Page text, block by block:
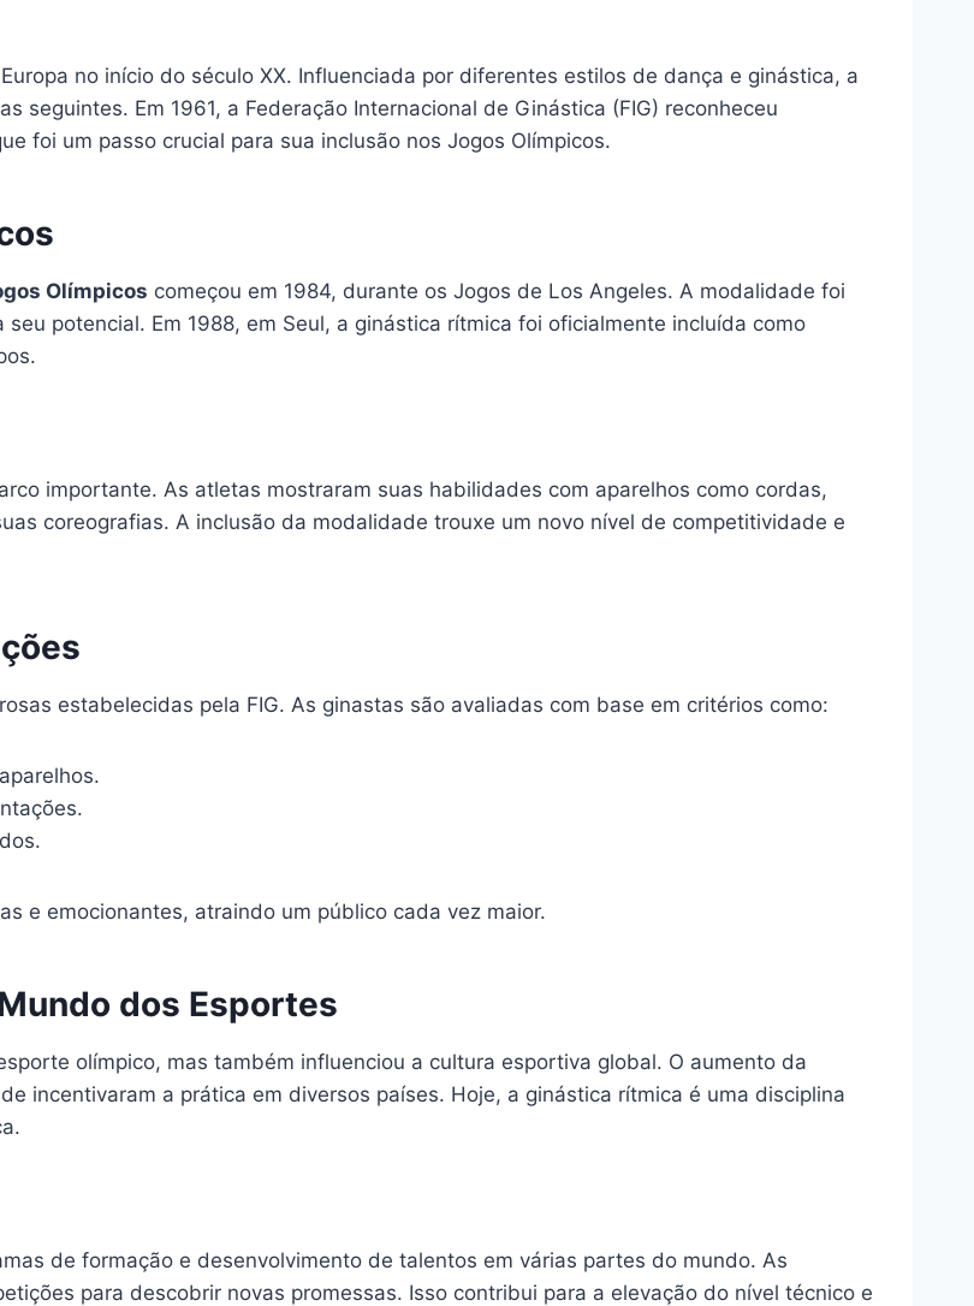
no início do século XX. Influenciada por diferentes estilos de dança e ginástica, a
seguintes. Em 1961, a Federação Internacional de Ginástica (FIG) reconheceu
foi um passo crucial para sua inclusão nos Jogos Olímpicos.
Olímpicos começou em 1984, durante os Jogos de Los Angeles. A modalidade foi
potencial. Em 1988, em Seul, a ginástica rítmica foi oficialmente incluída como
importante. As atletas mostraram suas habilidades com aparelhos como cordas,
coreografias. A inclusão da modalidade trouxe um novo nível de competitividade e
estabelecidas pela FIG. As ginastas são avaliadas com base em critérios como:
e emocionantes, atraindo um público cada vez maior.
dos Esportes
olímpico, mas também influenciou a cultura esportiva global. O aumento da
incentivaram a prática em diversos países. Hoje, a ginástica rítmica é uma disciplina
de formação e desenvolvimento de talentos em várias partes do mundo. As
para descobrir novas promessas. Isso contribui para a elevação do nível técnico e